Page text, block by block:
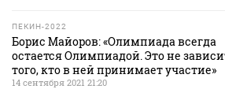
ПЕКИН-2022
Борис Майоров: «Олимпиада всегда
остается Олимпиадой. Это не
того, кто в ней принимает участие»
14 сентября 2021 21:20